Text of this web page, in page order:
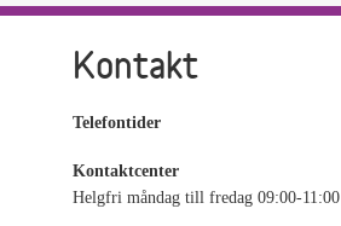
Kontakt
Telefontider
Kontaktcenter
Helgfri måndag till fredag 09:00-11:00